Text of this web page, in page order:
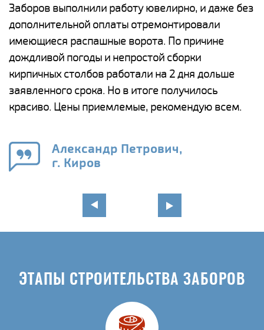
Заборов выполнили работу ювелирно, и даже без
дополнительной оплаты отремонтировали
имеющиеся распашные ворота. По причине
дождливой погоды и непростой сборки
кирпичных столбов работали на 2 дня дольше
заявленного срока. Но в итоге получилось
красиво. Цены приемлемые, рекомендую всем.
Александр Петрович,
г. Киров
ЭТАПЫ СТРОИТЕЛЬСТВА ЗАБОРОВ